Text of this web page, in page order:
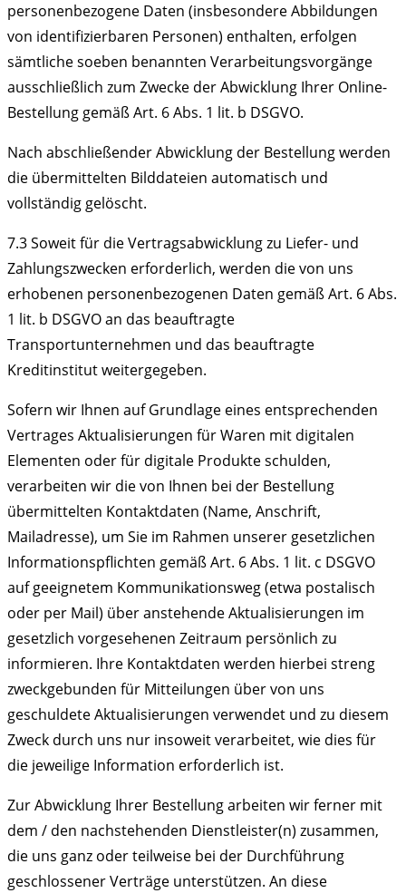
personenbezogene Daten (insbesondere Abbildungen
von identifizierbaren Personen) enthalten, erfolgen
sämtliche soeben benannten Verarbeitungsvorgänge
ausschließlich zum Zwecke der Abwicklung Ihrer Online-
Bestellung gemäß Art. 6 Abs. 1 lit. b DSGVO.
Nach abschließender Abwicklung der Bestellung werden
die übermittelten Bilddateien automatisch und
vollständig gelöscht.
7.3 Soweit für die Vertragsabwicklung zu Liefer- und
Zahlungszwecken erforderlich, werden die von uns
erhobenen personenbezogenen Daten gemäß Art. 6 Abs.
1 lit. b DSGVO an das beauftragte
Transportunternehmen und das beauftragte
Kreditinstitut weitergegeben.
Sofern wir Ihnen auf Grundlage eines entsprechenden
Vertrages Aktualisierungen für Waren mit digitalen
Elementen oder für digitale Produkte schulden,
verarbeiten wir die von Ihnen bei der Bestellung
übermittelten Kontaktdaten (Name, Anschrift,
Mailadresse), um Sie im Rahmen unserer gesetzlichen
Informationspflichten gemäß Art. 6 Abs. 1 lit. c DSGVO
auf geeignetem Kommunikationsweg (etwa postalisch
oder per Mail) über anstehende Aktualisierungen im
gesetzlich vorgesehenen Zeitraum persönlich zu
informieren. Ihre Kontaktdaten werden hierbei streng
zweckgebunden für Mitteilungen über von uns
geschuldete Aktualisierungen verwendet und zu diesem
Zweck durch uns nur insoweit verarbeitet, wie dies für
die jeweilige Information erforderlich ist.
Zur Abwicklung Ihrer Bestellung arbeiten wir ferner mit
dem / den nachstehenden Dienstleister(n) zusammen,
die uns ganz oder teilweise bei der Durchführung
geschlossener Verträge unterstützen. An diese